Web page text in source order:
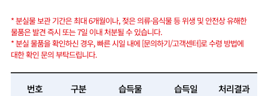
* 분실물 보관 기간은 최대 6개월이나, 젖은 의류·음식물 등 위생 및 안전상 유해한
물품은 발견 즉시 또는 7일 이내 처분될 수 있습니다.
* 분실 물품을 확인하신 경우, 빠른 시일 내에 [문의하기/고객센터]로 수령 방법에
대한 확인 문의 부탁드립니다.
번호 구분 습득물 습득일 처리결과